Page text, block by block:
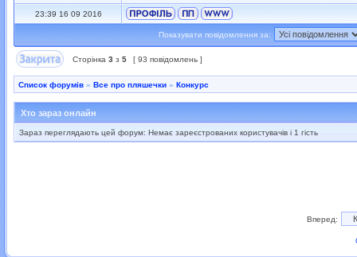
23:39 16 09 2016
Показувати повідомлення за:
Сторінка 3 з 5 [ 93 повідомлень ]
Список форумів » Все про пляшечки » Конкурс
Хто зараз онлайн
Зараз переглядають цей форум: Немає зареєстрованих користувачів і 1 гість
Вперед: